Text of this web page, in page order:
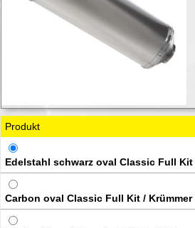
Produkt
Edelstahl schwarz oval Classic Full Kit
Carbon oval Classic Full Kit / Krümmer